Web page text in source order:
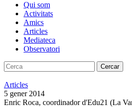
Qui som
Activitats
Amics
Articles
Mediateca
Observatori
Cercar
Articles
5 gener 2014
Enric Roca, coordinador d'Edu21 (La